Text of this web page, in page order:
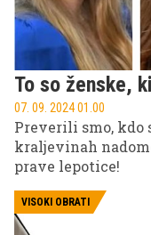
To so ženske,
07. 09. 2024 01.00
Preverili smo, kdo
kraljevinah
prave lepotice!
VISOKI OBRATI